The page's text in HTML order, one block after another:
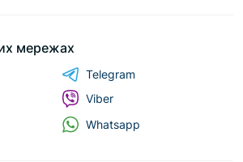
задовольняє усі Ваші
забруднюючих речовин;
прибирання з
зусиллями;
ціна-якість;
мережах
Telegram
Viber
Whatsapp